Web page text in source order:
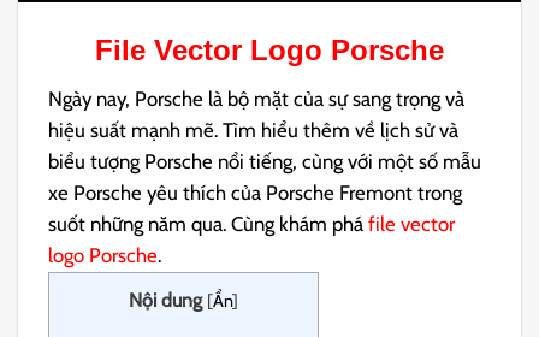
File Vector Logo Porsche
Ngày nay, Porsche là bộ mặt của sự sang trọng và
hiệu suất mạnh mẽ.Tìm hiểu thêm về lịch sử và
biểu tượng Porsche nổi tiếng, cùng với một số mẫu
xe Porsche yêu thích của Porsche Fremont trong
suốt những năm qua.Cùng khám pháfile vector
logo Porsche.
Nội dung [Ẩn]